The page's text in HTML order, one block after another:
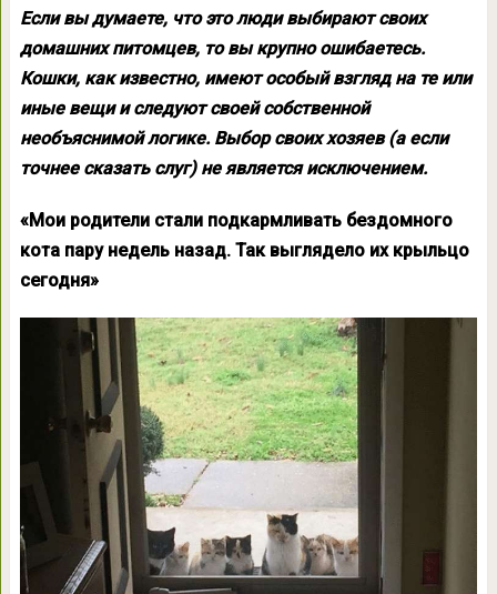
Если вы думаете, что это люди выбирают своих
домашних питомцев, то вы крупно ошибаетесь.
Кошки, как известно, имеют особый взгляд на те или
иные вещи и следуют своей собственной
необъяснимой логике. Выбор своих хозяев (а если
точнее сказать слуг) не является исключением.
«Мои родители стали подкармливать бездомного
кота пару недель назад. Так выглядело их крыльцо
сегодня»